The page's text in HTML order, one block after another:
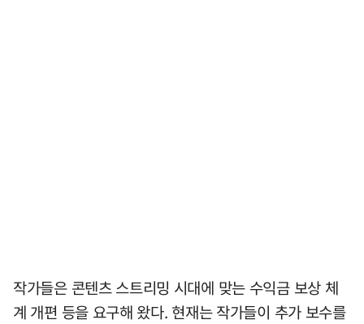
작가들은 콘텐츠 스트리밍 시대에 맞는 수익금 보상 체
계 개편 등을 요구해 왔다. 현재는 작가들이 추가 보수를